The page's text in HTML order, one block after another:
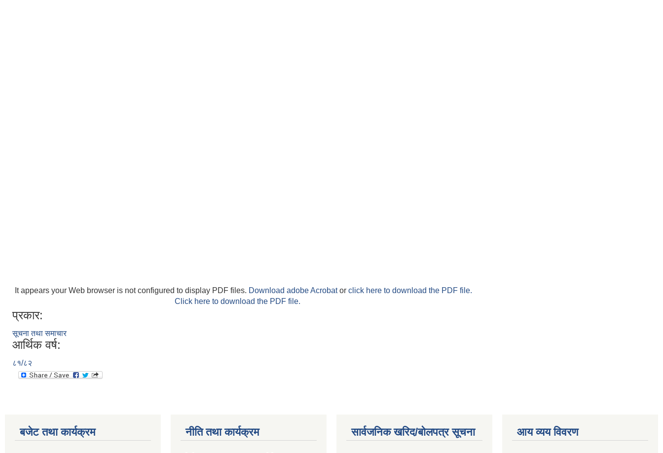
It appears your Web browser is not configured to display PDF files. Download adobe Acrobator click here to download the PDF file.
Click here to download the PDF file.
प्रकार:
सूचना तथा समाचार
आर्थिक वर्ष:
८१/८२
बजेट तथा कार्यक्रम नीति तथा कार्यक्रम सार्वजनिक खरिद/बोलपत्र सूचना आय व्यय विवरण